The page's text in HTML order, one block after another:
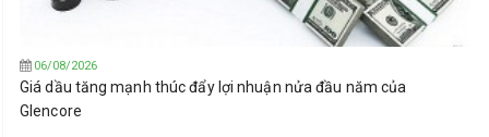
06/08/2026
Giá dầu tăng mạnh thúc đẩy lợi nhuận nửa đầu năm của
Glencore